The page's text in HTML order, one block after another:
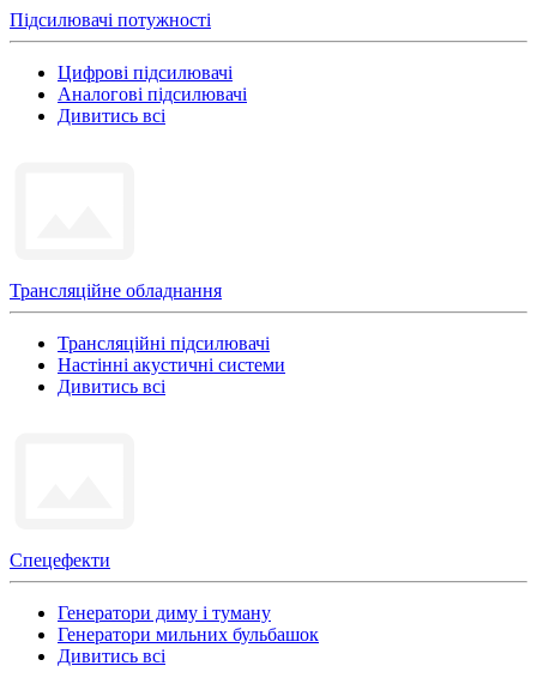
Підсилювачі потужності
Цифрові підсилювачі
Аналогові підсилювачі
Дивитись всі
Трансляційне обладнання
Трансляційні підсилювачі
Настінні акустичні системи
Дивитись всі
Спецефекти
Генератори диму і туману
Генератори мильних бульбашок
Дивитись всі